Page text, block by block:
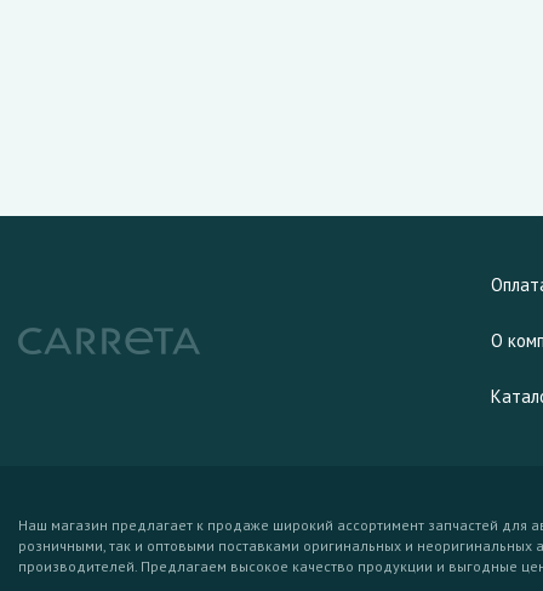
О
Наш магазин предлагает к продаже широкий ассортимент запчастей для
розничными, так и оптовыми поставками оригинальных и неоригинальных
производителей. Предлагаем высокое качество продукции и выгодные